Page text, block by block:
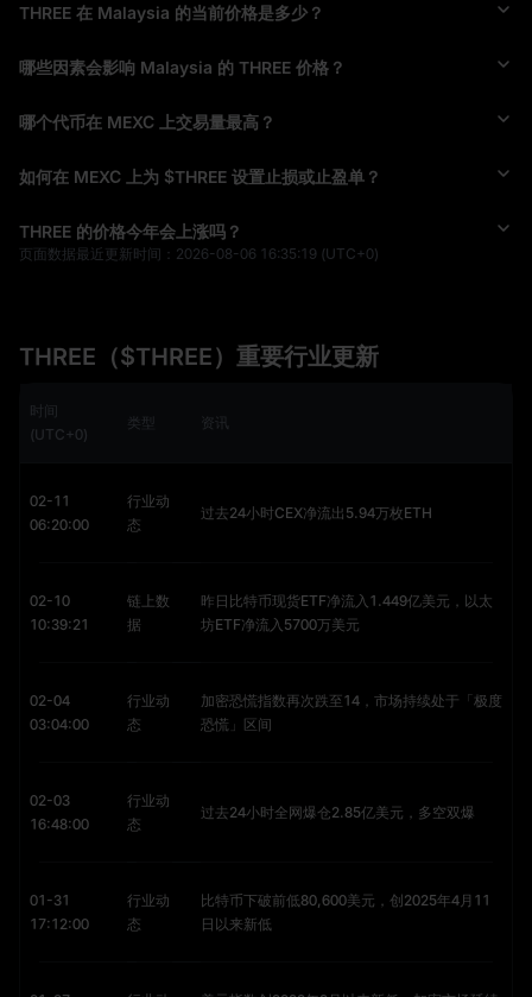
THREE 在 Malaysia 的当前价格是多少？
哪些因素会影响 Malaysia 的 THREE 价格？
哪个代币在 MEXC 上交易量最高？
如何在 MEXC 上为 $THREE 设置止损或止盈单？
THREE 的价格今年会上涨吗？
页面数据最近更新时间： 2026-08-06 16:35:19 (UTC+0)
THREE（$THREE）重要行业更新
时间
(UTC+0)
类型 资讯
02-11
06:20:00
行业动
态
过去24小时CEX净流出5.94万枚ETH
02-10
10:39:21
链上数
据
昨日比特币现货ETF净流入1.449亿美元，以太
坊ETF净流入5700万美元
02-04
03:04:00
行业动
态
加密恐慌指数再次跌至14，市场持续处于「极度
恐慌」区间
02-03
16:48:00
行业动
态
过去24小时全网爆仓2.85亿美元，多空双爆
01-31
17:12:00
行业动
态
比特币下破前低80,600美元，创2025年4月11
日以来新低